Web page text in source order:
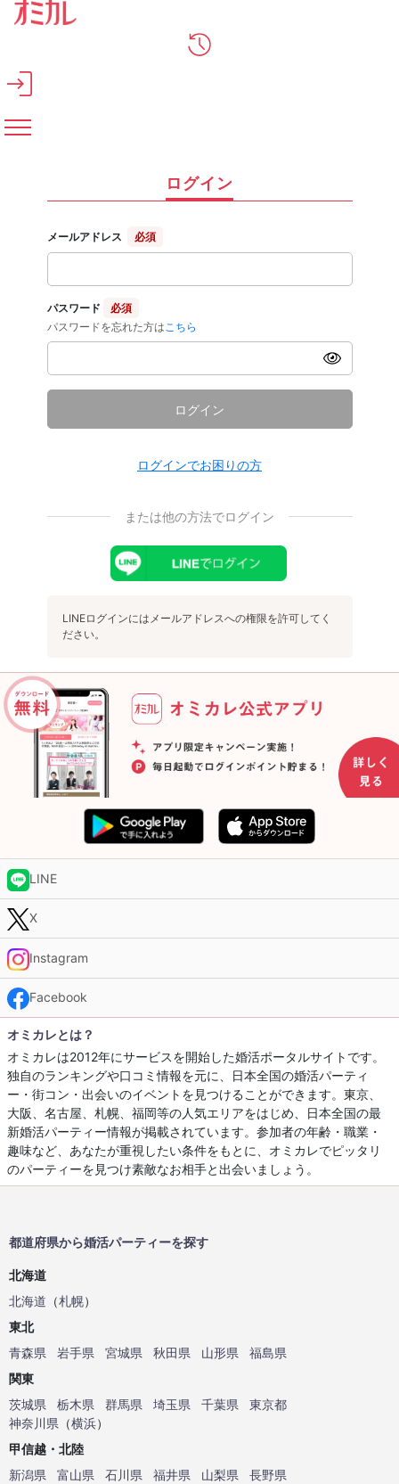
メインコンテンツへスキップ
ログイン
メールアドレス 必須
パスワード
必須
パスワードを忘れた方は こちら
ログイン
ログインでお困りの方
または他の方法でログイン
LINEログインにはメールアドレスへの権限を許可してく
ださい。
LINE
X
Instagram
Facebook
オミカレとは？
オミカレは2012年にサービスを開始した婚活ポータルサイトです。
独自のランキングや口コミ情報を元に、日本全国の婚活パーティ
ー・街コン・出会いのイベントを見つけることができます。東京、
大阪、名古屋、札幌、福岡等の人気エリアをはじめ、日本全国の最
新婚活パーティー情報が掲載されています。参加者の年齢・職業・
趣味など、あなたが重視したい条件をもとに、オミカレでピッタリ
のパーティーを見つけ素敵なお相手と出会いましょう。
都道府県から婚活パーティーを探す
北海道
北海道 （札幌）
東北
青森県
岩手県 宮城県 秋田県 山形県
福島県
関東
茨城県
栃木県 群馬県 埼玉県 千葉県
東京都
神奈川県 （横浜）
甲信越・北陸
新潟県
富山県 石川県 福井県 山梨県
長野県